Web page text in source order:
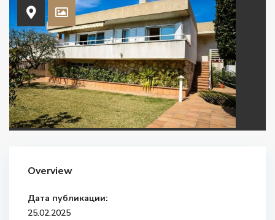
Overview
Дата публикации:
25.02.2025